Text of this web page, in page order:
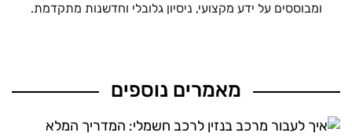
ומבוססים על ידע מקצועי, ניסיון גלובלי וחדשנות מתקדמת.
מאמרים נוספים